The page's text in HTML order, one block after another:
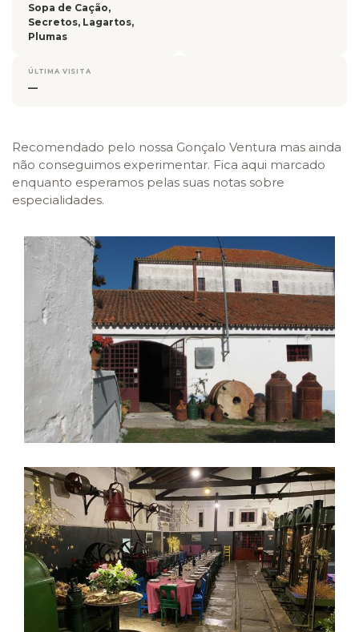
Sopa de Cação,
Secretos, Lagartos,
Plumas
ÚLTIMA VISITA
—
Recomendado pelo nossa Gonçalo Ventura mas ainda
não conseguimos experimentar. Fica aqui marcado
enquanto esperamos pelas suas notas sobre
especialidades.